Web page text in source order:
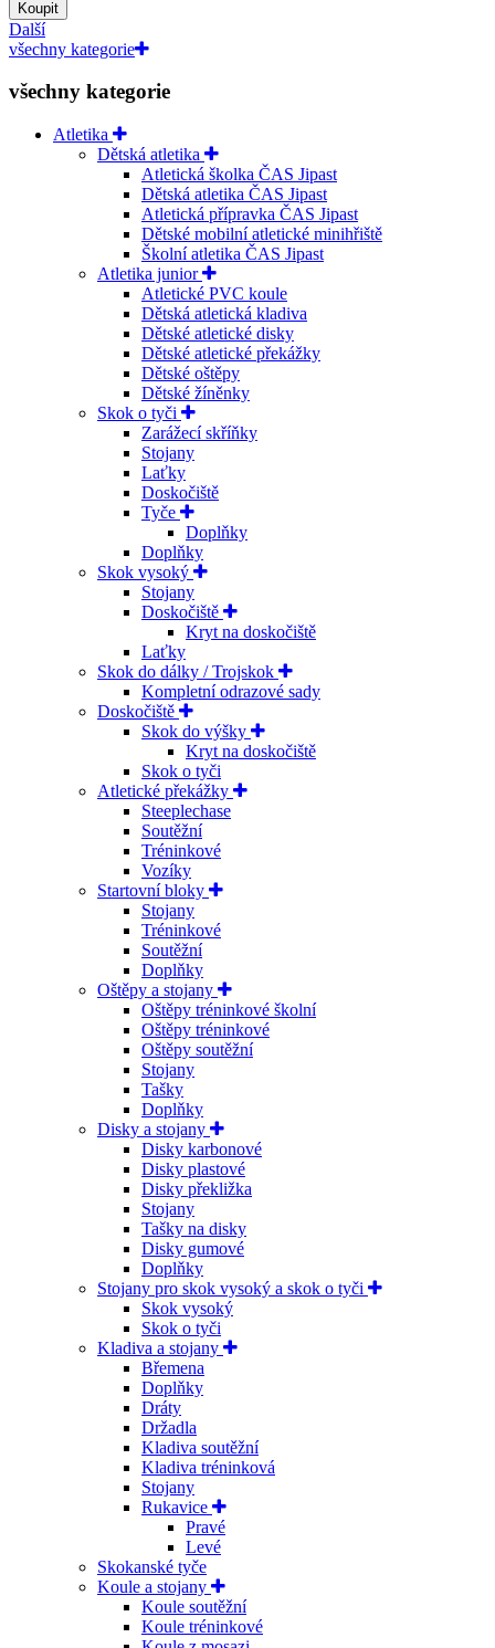
Koupit
Další
všechny kategorie
všechny kategorie
Atletika
Dětská atletika
Atletická školka ČAS Jipast
Dětská atletika ČAS Jipast
Atletická přípravka ČAS Jipast
Dětské mobilní atletické minihřiště
Školní atletika ČAS Jipast
Atletika junior
Atletické PVC koule
Dětská atletická kladiva
Dětské atletické disky
Dětské atletické překážky
Dětské oštěpy
Dětské žíněnky
Skok o tyči
Zarážecí skříňky
Stojany
Laťky
Doskočiště
Tyče
Doplňky
Doplňky
Skok vysoký
Stojany
Doskočiště
Kryt na doskočiště
Laťky
Skok do dálky / Trojskok
Kompletní odrazové sady
Doskočiště
Skok do výšky
Kryt na doskočiště
Skok o tyči
Atletické překážky
Steeplechase
Soutěžní
Tréninkové
Vozíky
Startovní bloky
Stojany
Tréninkové
Soutěžní
Doplňky
Oštěpy a stojany
Oštěpy tréninkové školní
Oštěpy tréninkové
Oštěpy soutěžní
Stojany
Tašky
Doplňky
Disky a stojany
Disky karbonové
Disky plastové
Disky překližka
Stojany
Tašky na disky
Disky gumové
Doplňky
Stojany pro skok vysoký a skok o tyči
Skok vysoký
Skok o tyči
Kladiva a stojany
Břemena
Doplňky
Dráty
Držadla
Kladiva soutěžní
Kladiva tréninková
Stojany
Rukavice
Pravé
Levé
Skokanské tyče
Koule a stojany
Koule soutěžní
Koule tréninkové